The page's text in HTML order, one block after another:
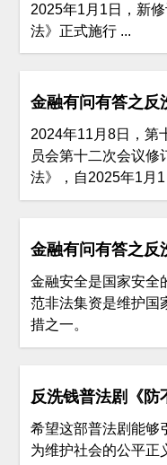
2025年1月1日，新
法》正式施行 ...
金融有问有答之反
2024年11月8日，第
员会第十二次会议修
法》，自2025年1月1
金融有问有答之反
金融安全是国家安全
范非法集资是维护国
措之一。
反洗钱普法剧《防
希望这部普法剧能够
为维护社会的公平正